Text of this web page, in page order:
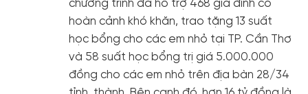
chương trình đã hỗ trợ 468 gia đình có
hoàn cảnh khó khăn, trao tặng 13 suất
học bổng cho các em nhỏ tại TP. Cần Thơ
và 58 suất học bổng trị giá 5.000.000
đồng cho các em nhỏ trên địa bàn 28/34